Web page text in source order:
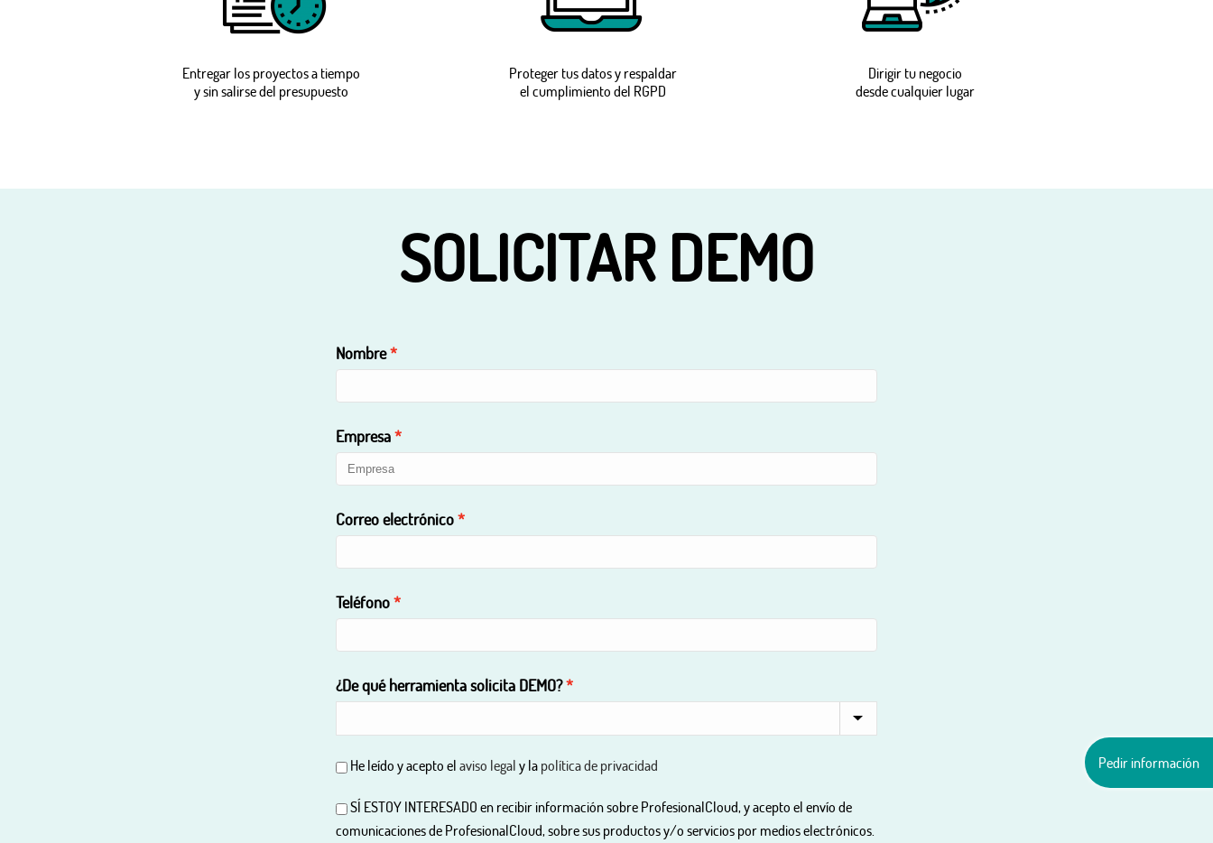
Pedir información
Entregar los proyectos a tiempo
y sin salirse del presupuesto
Proteger tus datos y respaldar
el cumplimiento del RGPD
Dirigir tu negocio
desde cualquier lugar
SOLICITAR DEMO
Nombre
Empresa
Correo electrónico
Teléfono
¿De qué herramienta solicita DEMO?
He leído y acepto el aviso legal y la política de privacidad
SÍ ESTOY INTERESADO en recibir información sobre ProfesionalCloud, y acepto el envío de
comunicaciones de ProfesionalCloud, sobre sus productos y/o servicios por medios electrónicos.